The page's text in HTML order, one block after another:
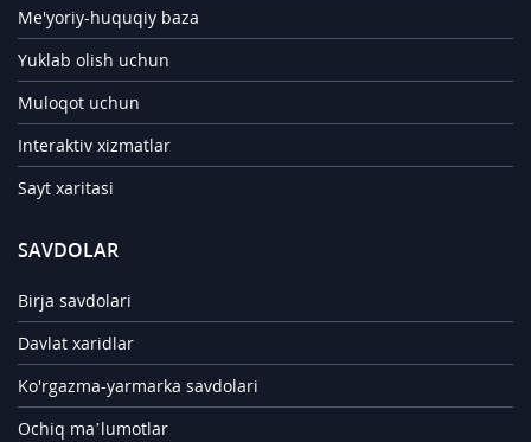
Me'yoriy-huquqiy baza
Yuklab olish uchun
Muloqot uchun
Interaktiv xizmatlar
Sayt xaritasi
SAVDOLAR
Birja savdolari
Davlat xaridlar
Ko'rgazma-yarmarka savdolari
Ochiq ma’lumotlar